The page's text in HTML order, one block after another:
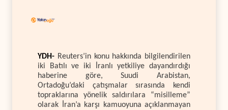
YDH- Reuters’in konu hakkında bilgilendirilen
iki Batılı ve iki İranlı yetkiliye dayandırdığı
haberine göre, Suudi Arabistan,
Ortadoğu’daki çatışmalar sırasında kendi
topraklarına yönelik saldırılara “misilleme”
olarak İran’a karşı kamuoyuna açıklanmayan